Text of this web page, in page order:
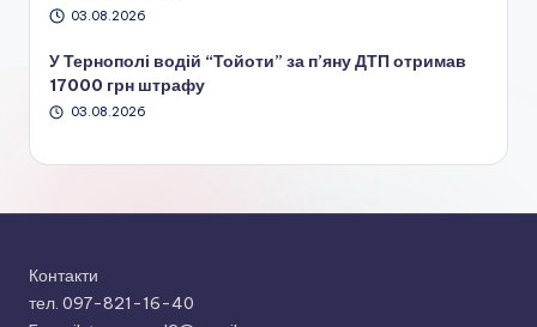
03.08.2026
У Тернополі водій “Тойоти” за п’яну ДТП отримав
17000 грн штрафу
03.08.2026
Контакти
тел. 097-821-16-40